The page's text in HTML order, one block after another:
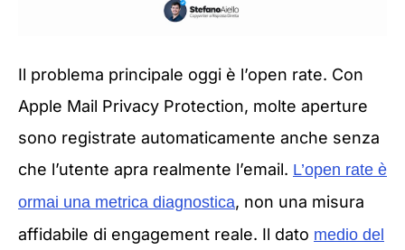
Il problema principale oggi è l’open rate. Con
Apple Mail Privacy Protection, molte aperture
sono registrate automaticamente anche senza
che l’utente apra realmente l’email. L’open rate è
ormai una metrica diagnostica, non una misura
affidabile di engagement reale. Il dato medio del